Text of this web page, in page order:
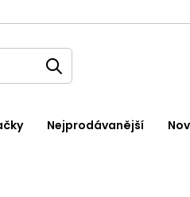
Nejprodávanější